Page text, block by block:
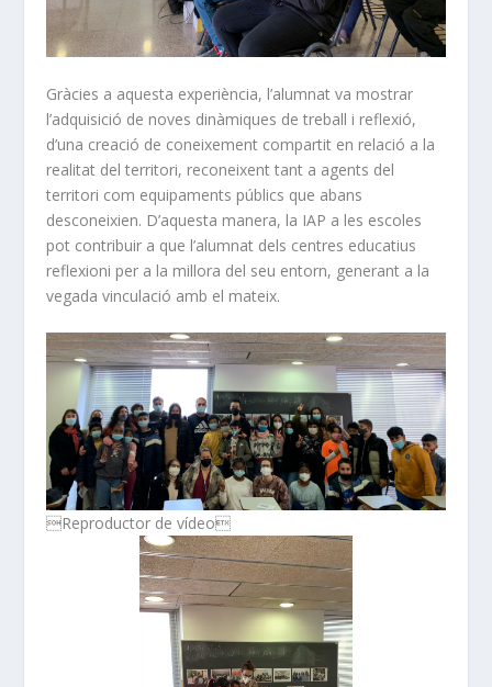
Gràcies a aquesta experiència, l’alumnat va mostrar
l’adquisició de noves dinàmiques de treball i reflexió,
d’una creació de coneixement compartit en relació a la
realitat del territori, reconeixent tant a agents del
territori com equipaments públics que abans
desconeixien. D’aquesta manera, la IAP a les escoles
pot contribuir a que l’alumnat dels centres educatius
reflexioni per a la millora del seu entorn, generant a la
vegada vinculació amb el mateix.
Reproductor de vídeo